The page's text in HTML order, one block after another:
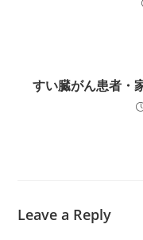
すい臓がん患者・
Leave a Reply